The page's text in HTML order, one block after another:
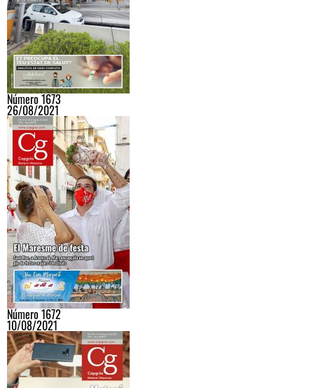
Número 1673
26/08/2021
Número 1672
10/08/2021